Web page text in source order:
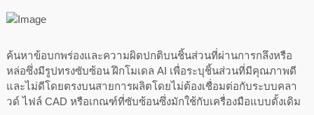
ค้นหาข้อบกพร่องและความผิดปกติบนชิ้นส่วนที่ผ่านการกลึงหรือ
หล่อซึ่งมีรูปทรงซับซ้อน ฝึกโมเดล AI เพื่อระบุชิ้นส่วนที่มีคุณภาพดี
และไม่ดีโดยตรงบนสายการผลิตโดยไม่ต้องเชื่อมต่อกับระบบคลา
วด์ ไฟล์ CAD หรือเกณฑ์ที่ซับซ้อนซึ่งมักใช้กับเครื่องมือแบบดั้งเดิม